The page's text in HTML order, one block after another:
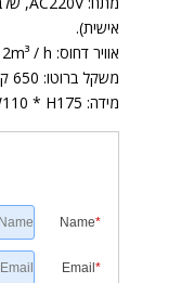
אישית).
אוויר דחוס: 0.6-0.8Mpa., 2m³ / h
משקל ברוטו: 650 ק"ג.
מידה: L250 * W110 * H175 ס"מ.
*
Name
*
Email